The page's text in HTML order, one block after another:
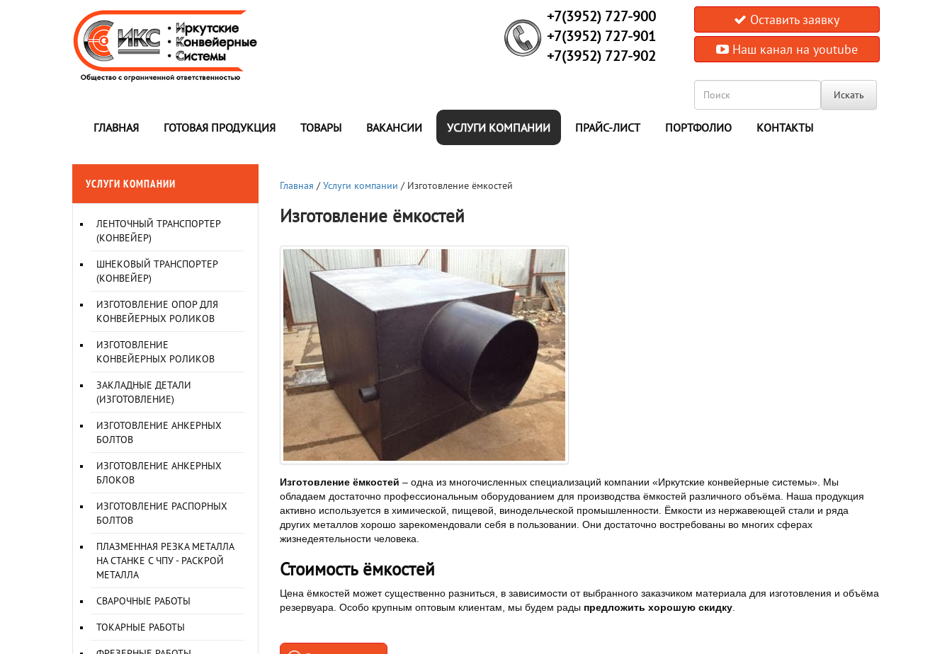
+7(3952) 727-900
+7(3952) 727-901
+7(3952) 727-902
Оставить заявку
Наш канал на youtube
Искать
ГЛАВНАЯ ГОТОВАЯ ПРОДУКЦИЯ ТОВАРЫ ВАКАНСИИ УСЛУГИ КОМПАНИИ ПРАЙС-ЛИСТ ПОРТФОЛИО КОНТАКТЫ
УСЛУГИ КОМПАНИИ
ЛЕНТОЧНЫЙ ТРАНСПОРТЕР
(КОНВЕЙЕР)
ШНЕКОВЫЙ ТРАНСПОРТЕР
(КОНВЕЙЕР)
ИЗГОТОВЛЕНИЕ ОПОР ДЛЯ
КОНВЕЙЕРНЫХ РОЛИКОВ
ИЗГОТОВЛЕНИЕ
КОНВЕЙЕРНЫХ РОЛИКОВ
ЗАКЛАДНЫЕ ДЕТАЛИ
(ИЗГОТОВЛЕНИЕ)
ИЗГОТОВЛЕНИЕ АНКЕРНЫХ
БОЛТОВ
ИЗГОТОВЛЕНИЕ АНКЕРНЫХ
БЛОКОВ
ИЗГОТОВЛЕНИЕ РАСПОРНЫХ
БОЛТОВ
ПЛАЗМЕННАЯ РЕЗКА МЕТАЛЛА
НА СТАНКЕ С ЧПУ - РАСКРОЙ
МЕТАЛЛА
СВАРОЧНЫЕ РАБОТЫ
ТОКАРНЫЕ РАБОТЫ
Главная /Услуги компании / Изготовление ёмкостей
Изготовление ёмкостей
Изготовление ёмкостей – одна из многочисленных специализаций компании «Иркутские конвейерные системы». Мы
обладаем достаточно профессиональным оборудованием для производства ёмкостей различного объёма. Наша продукция
активно используется в химической, пищевой, винодельческой промышленности. Ёмкости из нержавеющей стали и ряда
других металлов хорошо зарекомендовали себя в пользовании. Они достаточно востребованы во многих сферах
жизнедеятельности человека.
Стоимость ёмкостей
Цена ёмкостей может существенно разниться, в зависимости от выбранного заказчиком материала для изготовления и объёма
резервуара. Особо крупным оптовым клиентам, мы будем рады предложить хорошую скидку.